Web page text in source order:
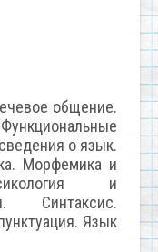
общение.
о язык.
Морфемика и
и
Синтаксис.
Язык